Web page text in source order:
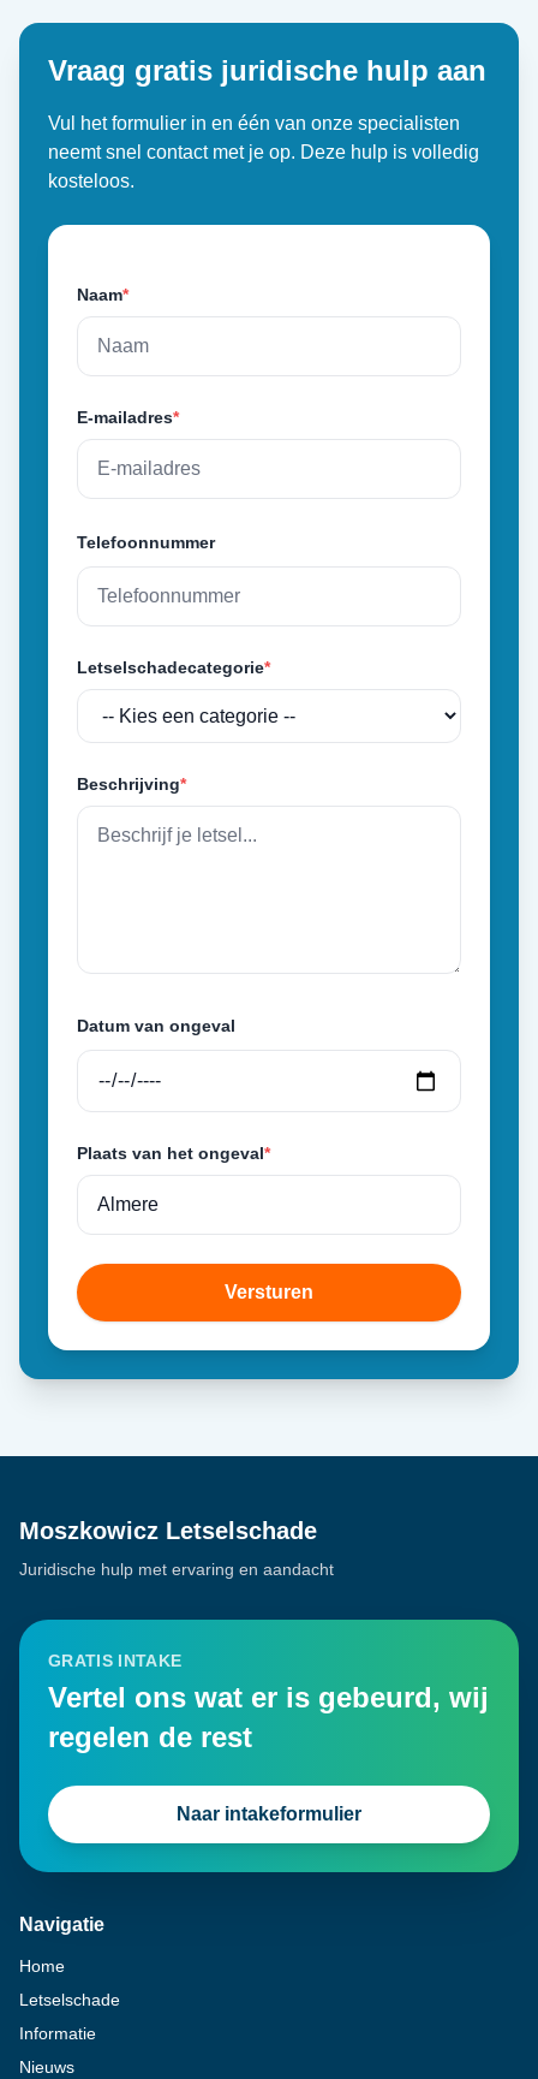
Vraag gratis juridische hulp aan
Vul het formulier in en één van onze specialisten
neemt snel contact met je op. Deze hulp is volledig
kosteloos.
Naam*
E-mailadres*
Telefoonnummer
Letselschadecategorie*
Beschrijving*
Datum van ongeval
Plaats van het ongeval*
Versturen
Moszkowicz Letselschade
Juridische hulp met ervaring en aandacht
GRATIS INTAKE
Vertel ons wat er is gebeurd, wij
regelen de rest
Naar intakeformulier
Navigatie
Home
Letselschade
Informatie
Nieuws